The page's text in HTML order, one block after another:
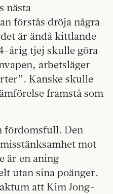
nästa
förstås dröja några
är ändå kittlande
årig tjej skulle göra
arbetsläger
Kanske skulle
framstå som
fördomsfull. Den
mot
är en aning
utan sina poänger.
att Kim Jong-